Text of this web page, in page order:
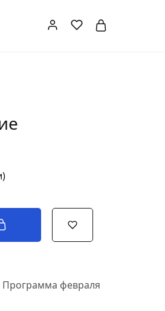
Программа февраля